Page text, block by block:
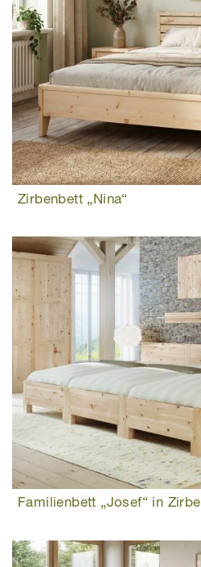
Zirbenbett „Nina“
Familienbett „Josef“ in Zirbe